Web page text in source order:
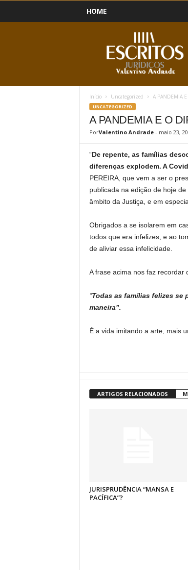
HOME
Início Uncategorized A PANDEMIA
UNCATEGORIZED
A PANDEMIA E O
PorValentino Andrade- maio 23,
“De repente, as famílias
diferenças explodem. A
PEREIRA, que vem a ser o
publicada na edição de hoje
âmbito da Justiça, e em
Obrigados a se isolarem em
todos que era infelizes, e ao
de aliviar essa infelicidade.
A frase acima nos faz recordar
“Todas as famílias felizes se
maneira”.
É a vida imitando a arte, mais
ARTIGOS RELACIONADOS
JURISPRUDÊNCIA “MANSA E
PACÍFICA”?